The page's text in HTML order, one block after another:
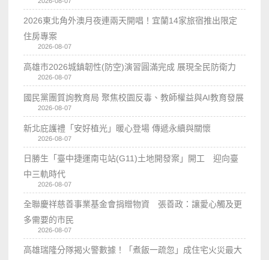
2026東北角外澳月夜連兩天開唱！宜蘭14家旅宿推出限定
住房專案
2026-08-07
高雄市2026城鎮韌性(防空)演習圓滿完成 展現全民防衛力
2026-08-07
國民黨團質詢教育局 聚焦校園反毒、教師權益與AI教育發展
2026-08-07
新北庇護禮「安好植光」暖心登場 傳遞永續與關懷
2026-08-07
日勝生「臺中捷運南屯站(G11)土地開發案」開工 迎向臺
中三軌時代
2026-08-07
全聯慶祥慈善事業基金會捐贈物資 張善政：讓愛心觸及更
多需要的市民
2026-08-07
高雄瑞隆分隊揭火警數據！「煮飯一疏忽」成住宅火災最大